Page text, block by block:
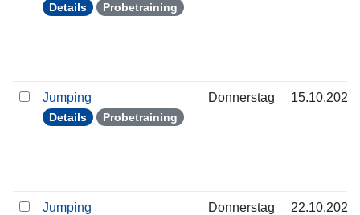
Details Probetraining
Jumping
Details Probetraining
Donnerstag 15.10.2026
Jumping Donnerstag 22.10.2026